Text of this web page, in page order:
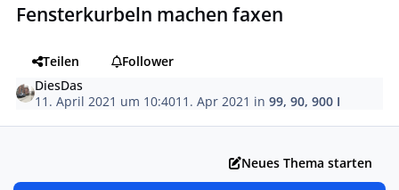
Fensterkurbeln machen faxen
Teilen
Follower
DiesDas
11. April 2021 um 10:4011. Apr 2021 in99, 90, 900 I
Neues Thema starten